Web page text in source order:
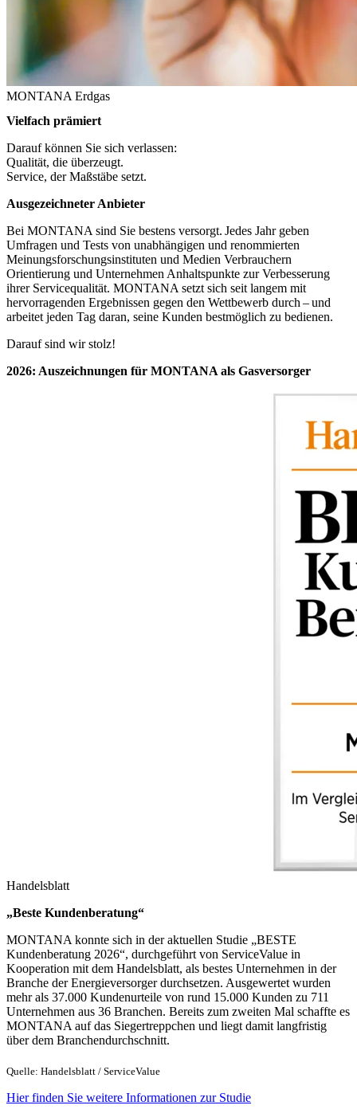
MONTANA Erdgas
Vielfach prämiert
Darauf können Sie sich verlassen:
Qualität, die überzeugt.
Service, der Maßstäbe setzt.
Ausgezeichneter Anbieter
Bei MONTANA sind Sie bestens versorgt. Jedes Jahr geben
Umfragen und Tests von unabhängigen und renommierten
Meinungsforschungsinstituten und Medien Verbrauchern
Orientierung und Unternehmen Anhaltspunkte zur Verbesserung
ihrer Servicequalität. MONTANA setzt sich seit langem mit
hervorragenden Ergebnissen gegen den Wettbewerb durch – und
arbeitet jeden Tag daran, seine Kunden bestmöglich zu bedienen.
Darauf sind wir stolz!
2026: Auszeichnungen für MONTANA als Gasversorger
Handelsblatt
„Beste Kundenberatung“
MONTANA konnte sich in der aktuellen Studie „BESTE
Kundenberatung 2026“, durchgeführt von ServiceValue in
Kooperation mit dem Handelsblatt, als bestes Unternehmen in der
Branche der Energieversorger durchsetzen. Ausgewertet wurden
mehr als 37.000 Kundenurteile von rund 15.000 Kunden zu 711
Unternehmen aus 36 Branchen. Bereits zum zweiten Mal schaffte es
MONTANA auf das Siegertreppchen und liegt damit langfristig
über dem Branchendurchschnitt.
Quelle: Handelsblatt / ServiceValue
Hier finden Sie weitere Informationen zur Studie